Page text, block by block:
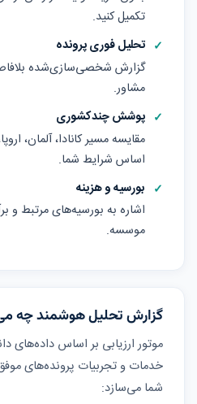
تکمیل کنید.
تحلیل فوری پرونده
گزارش شخصی‌سازی‌شده
مشاور.
پوشش چندکشوری
مقایسه مسیر کانادا، آلمان،
اساس شرایط شما.
بورسیه و هزینه
اشاره به بورسیه‌های مرتبط و
موسسه.
گزارش تحلیل هوشمند چه
موتور ارزیابی بر اساس داده‌های
خدمات و تجربیات پرونده‌های
شما می‌سازد: